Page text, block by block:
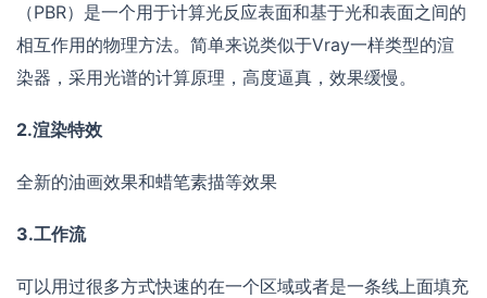
（PBR）是一个用于计算光反应表面和基于光和表面之间的
相互作用的物理方法。简单来说类似于Vray一样类型的渲
染器，采用光谱的计算原理，高度逼真，效果缓慢。
2.渲染特效
全新的油画效果和蜡笔素描等效果
3.工作流
可以用过很多方式快速的在一个区域或者是一条线上面填充